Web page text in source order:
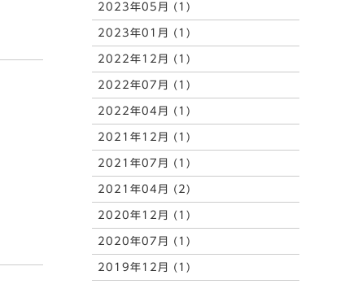
2023年05月 (1)
2023年01月 (1)
2022年12月 (1)
2022年07月 (1)
2022年04月 (1)
2021年12月 (1)
2021年07月 (1)
2021年04月 (2)
2020年12月 (1)
2020年07月 (1)
2019年12月 (1)